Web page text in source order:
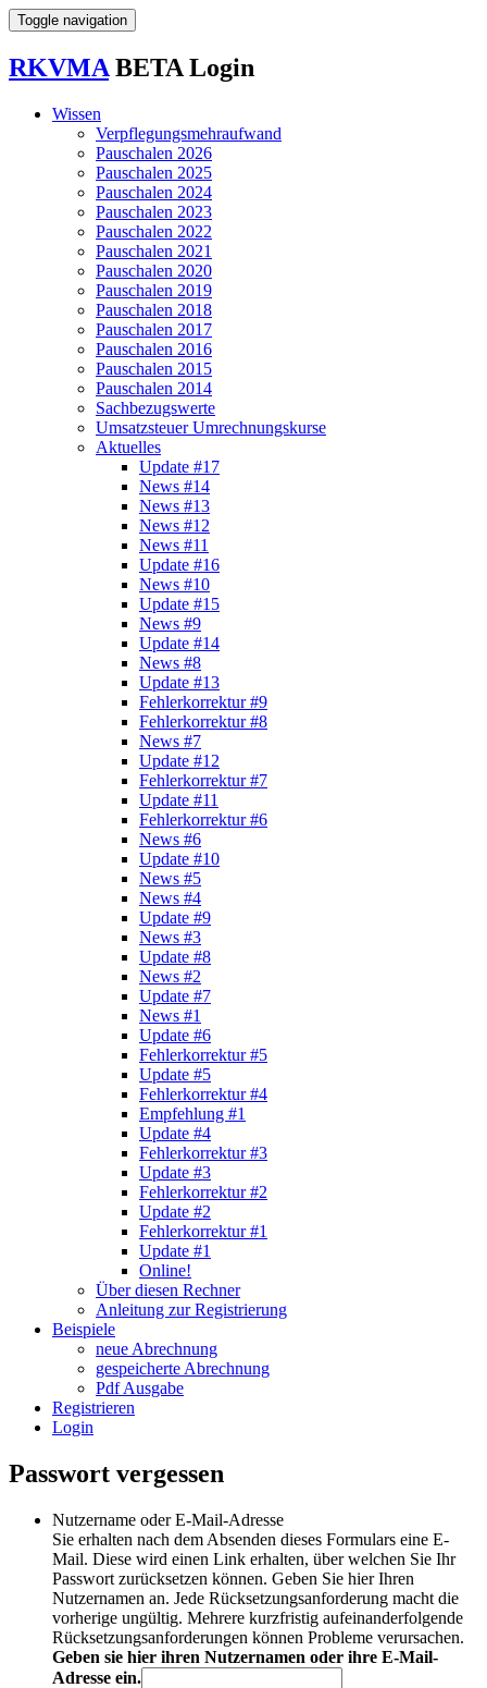
Toggle navigation
RKVMA BETA Login
Wissen
Verpflegungs­mehr­aufwand
Pauschalen 2026
Pauschalen 2025
Pauschalen 2024
Pauschalen 2023
Pauschalen 2022
Pauschalen 2021
Pauschalen 2020
Pauschalen 2019
Pauschalen 2018
Pauschalen 2017
Pauschalen 2016
Pauschalen 2015
Pauschalen 2014
Sach­bezugs­werte
Umsatzsteuer Umrechnungskurse
Aktuelles
Update #17
News #14
News #13
News #12
News #11
Update #16
News #10
Update #15
News #9
Update #14
News #8
Update #13
Fehlerkorrektur #9
Fehlerkorrektur #8
News #7
Update #12
Fehlerkorrektur #7
Update #11
Fehlerkorrektur #6
News #6
Update #10
News #5
News #4
Update #9
News #3
Update #8
News #2
Update #7
News #1
Update #6
Fehlerkorrektur #5
Update #5
Fehlerkorrektur #4
Empfehlung #1
Update #4
Fehlerkorrektur #3
Update #3
Fehlerkorrektur #2
Update #2
Fehlerkorrektur #1
Update #1
Online!
Über diesen Rechner
Anleitung zur Registrierung
Beispiele
neue Abrechnung
gespeicherte Abrechnung
Pdf Ausgabe
Registrieren
Login
Passwort vergessen
Nutzername oder E-Mail-Adresse
Sie erhalten nach dem Absenden dieses Formulars eine E-
Mail. Diese wird einen Link erhalten, über welchen Sie Ihr
Passwort zurücksetzen können. Geben Sie hier Ihren
Nutzernamen an. Jede Rücksetzungsanforderung macht die
vorherige ungültig. Mehrere kurzfristig aufeinanderfolgende
Rücksetzungsanforderungen können Probleme verursachen.
Geben sie hier ihren Nutzernamen oder ihre E-Mail-
Adresse ein.